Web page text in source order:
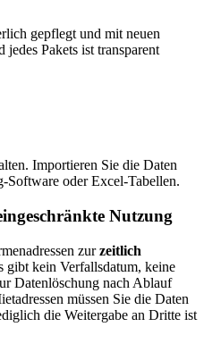
gepflegt und mit neuen
Pakets ist transparent
Importieren Sie die Daten
oder Excel-Tabellen.
Nutzung
zur zeitlich
gibt kein Verfallsdatum, keine
Datenlöschung nach Ablauf
müssen Sie die Daten
die Weitergabe an Dritte ist